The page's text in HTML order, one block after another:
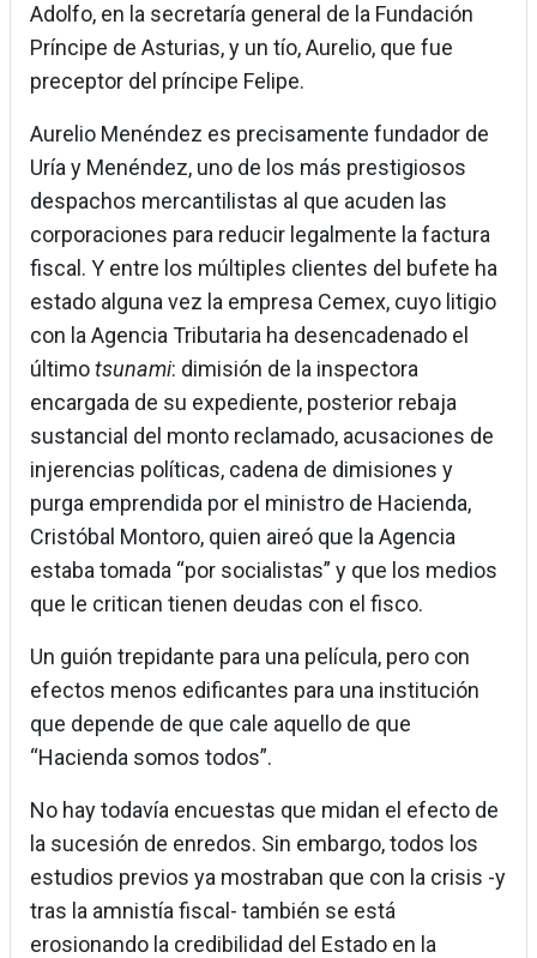
Adolfo, en la secretaría general de la Fundación
Príncipe de Asturias, y un tío, Aurelio, que fue
preceptor del príncipe Felipe.
Aurelio Menéndez es precisamente fundador de
Uría y Menéndez, uno de los más prestigiosos
despachos mercantilistas al que acuden las
corporaciones para reducir legalmente la factura
fiscal. Y entre los múltiples clientes del bufete ha
estado alguna vez la empresa Cemex, cuyo litigio
con la Agencia Tributaria ha desencadenado el
últimotsunami: dimisión de la inspectora
encargada de su expediente, posterior rebaja
sustancial del monto reclamado, acusaciones de
injerencias políticas, cadena de dimisiones y
purga emprendida por el ministro de Hacienda,
Cristóbal Montoro, quien aireó que la Agencia
estaba tomada “por socialistas” y que los medios
que le critican tienen deudas con el fisco.
Un guión trepidante para una película, pero con
efectos menos edificantes para una institución
que depende de que cale aquello de que
“Hacienda somos todos”.
No hay todavía encuestas que midan el efecto de
la sucesión de enredos. Sin embargo, todos los
estudios previos ya mostraban que con la crisis -y
tras la amnistía fiscal- también se está
erosionando la credibilidad del Estado en la